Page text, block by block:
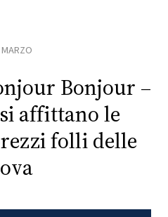
Bonjour –
affittano le
folli delle